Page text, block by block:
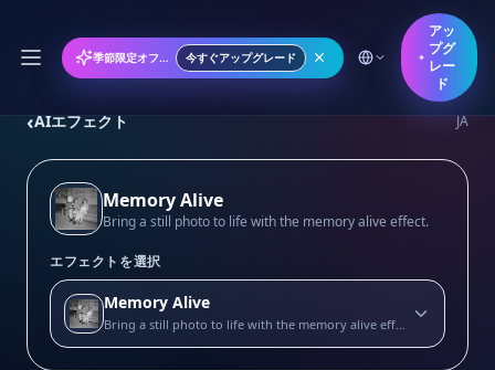
季節限定オファー: 年間プランが50%オフ 今すぐアップグレード
アッ
プグ
レー
ド
‹AIエフェクト JA
Memory Alive
Bring a still photo to life with the memory alive effect.
エフェクトを選択
Memory Alive
Bring a still photo to life with the memory alive effect.